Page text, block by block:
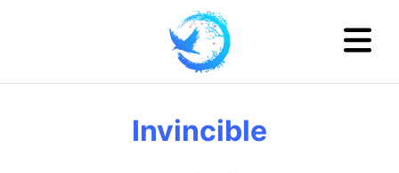
Invincible